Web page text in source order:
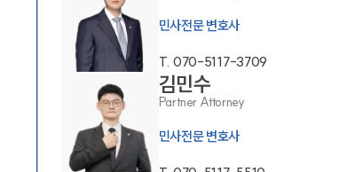
민사전문 변호사
T. 070-5117-3709
김민수
Partner Attorney
민사전문 변호사